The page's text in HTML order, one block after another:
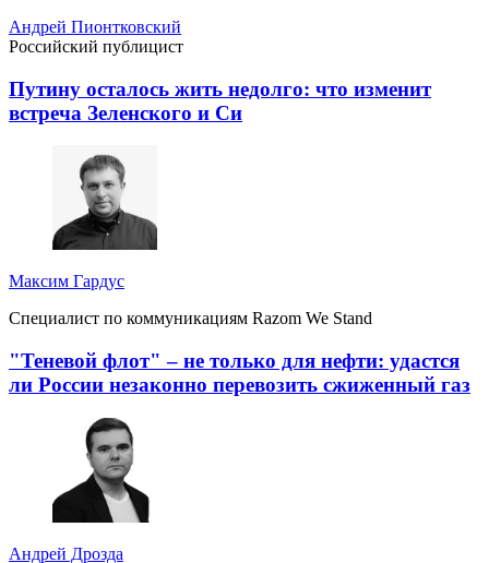
Андрей Пионтковский
Российский публицист
Путину осталось жить недолго: что изменит
встреча Зеленского и Си
Максим Гардус
Специалист по коммуникациям Razom We Stand
"Теневой флот" – не только для нефти: удастся
ли России незаконно перевозить сжиженный газ
Андрей Дрозда